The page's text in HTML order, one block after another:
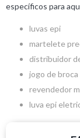
específicos para
luvas epi
martelete
distribuidor
jogo de broca
revendedor
luva epi